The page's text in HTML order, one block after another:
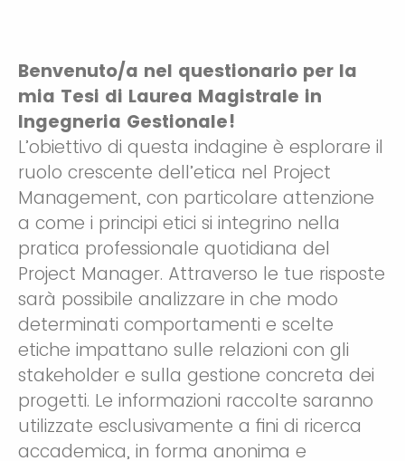
Benvenuto/a nel questionario per la
mia Tesi di Laurea Magistrale in
Ingegneria Gestionale!
L’obiettivo di questa indagine è esplorare il
ruolo crescente dell’etica nel Project
Management, con particolare attenzione
a come i principi etici si integrino nella
pratica professionale quotidiana del
Project Manager. Attraverso le tue risposte
sarà possibile analizzare in che modo
determinati comportamenti e scelte
etiche impattano sulle relazioni con gli
stakeholder e sulla gestione concreta dei
progetti. Le informazioni raccolte saranno
utilizzate esclusivamente a fini di ricerca
accademica, in forma anonima e